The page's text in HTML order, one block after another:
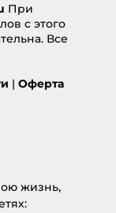
При
с этого
Все
| Оферта
жизнь,